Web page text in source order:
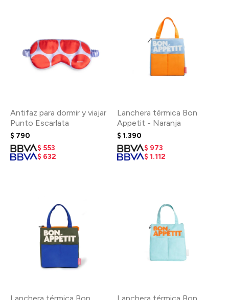
Antifaz para dormir y viajar
Punto Escarlata
$ 790
$ 553
$ 632
Lanchera térmica Bon
Appetit - Naranja
$ 1.390
$ 973
$ 1.112